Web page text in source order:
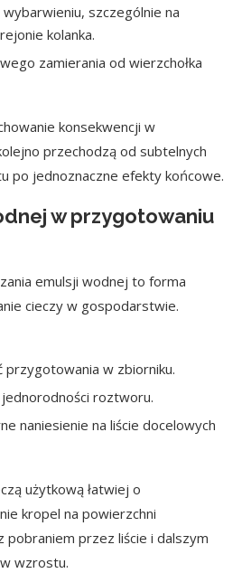
szczególnie na
kolanka.
zamierania od wierzchołka
konsekwencji w
przechodzą od subtelnych
po jednoznaczne efekty końcowe.
w przygotowaniu
emulsji wodnej to forma
cieczy w gospodarstwie.
przygotowania w zbiorniku.
roztworu.
naniesienie na liście docelowych
użytkową łatwiej o
kropel na powierzchni
pobraniem przez liście i dalszym
wzrostu.